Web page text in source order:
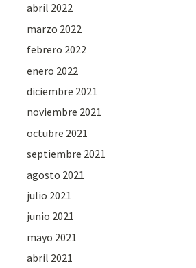
abril 2022
marzo 2022
febrero 2022
enero 2022
diciembre 2021
noviembre 2021
octubre 2021
septiembre 2021
agosto 2021
julio 2021
junio 2021
mayo 2021
abril 2021